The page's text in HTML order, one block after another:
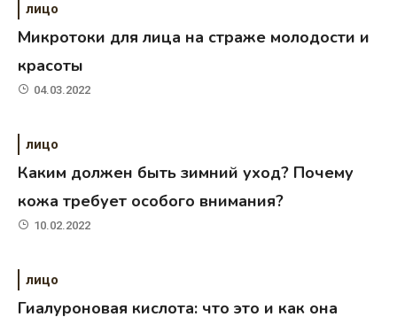
лицо
Микротоки для лица на страже молодости и
красоты
04.03.2022
лицо
Каким должен быть зимний уход? Почему
кожа требует особого внимания?
10.02.2022
лицо
Гиалуроновая кислота: что это и как она